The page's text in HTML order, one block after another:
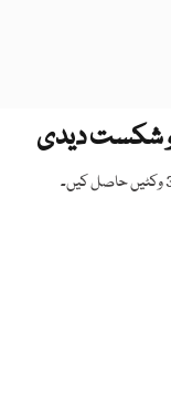
کو شکست دیدی